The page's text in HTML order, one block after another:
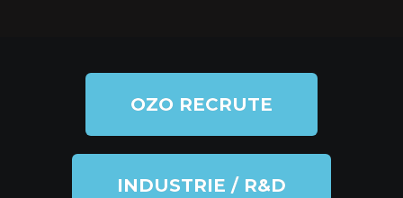
OZO RECRUTE
INDUSTRIE / R&D